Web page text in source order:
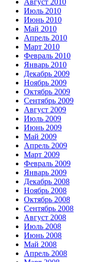
Август 2010
Июль 2010
Июнь 2010
Май 2010
Апрель 2010
Март 2010
Февраль 2010
Январь 2010
Декабрь 2009
Ноябрь 2009
Октябрь 2009
Сентябрь 2009
Август 2009
Июль 2009
Июнь 2009
Май 2009
Апрель 2009
Март 2009
Февраль 2009
Январь 2009
Декабрь 2008
Ноябрь 2008
Октябрь 2008
Сентябрь 2008
Август 2008
Июль 2008
Июнь 2008
Май 2008
Апрель 2008